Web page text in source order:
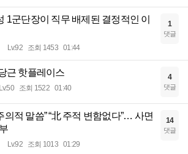
1군단장이 직무 배제된 결정적인 이
Lv.92 조회 1453 01:44
1
댓글
근 핫플레이스
Lv.50 조회 1522 01:40
4
댓글
의적 말씀” “北 주적 변함없다”… 사면
Lv.92 조회 1013 01:29
14
댓글